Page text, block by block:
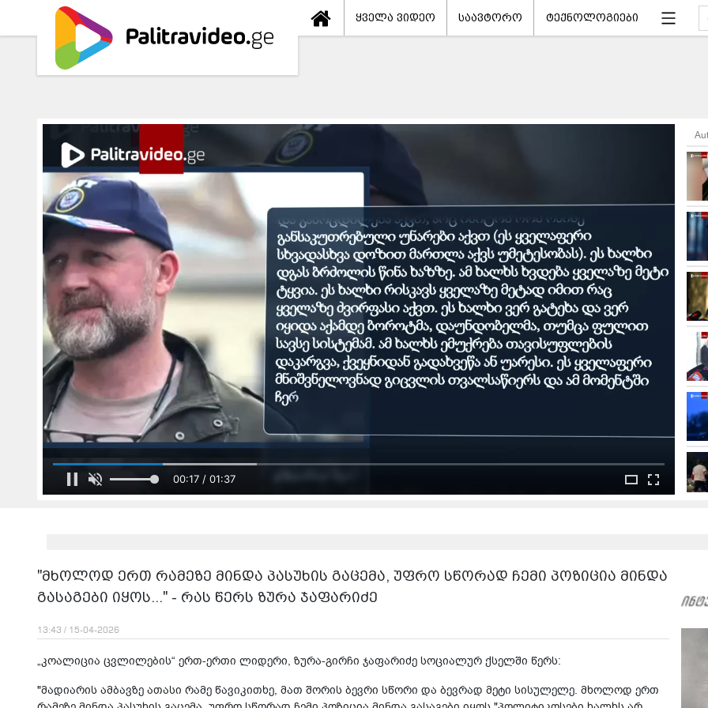
ყველა ვიდეო საავტორო ტექნოლოგიები
00:19 / 01:37
"მხოლოდ ერთ რამეზე მინდა პასუხის გაცემა, უფრო სწორად ჩემი პოზიცია მინდა
გასაგები იყოს..." - რას წერს ზურა ჯაფარიძე
13:43 / 15-04-2026
„კოალიცია ცვლილების“ ერთ-ერთი ლიდერი, ზურა-გირჩი ჯაფარიძე სოციალურ ქსელში წერს:
"მადიარის ამბავზე ათასი რამე წავიკითხე, მათ შორის ბევრი სწორი და ბევრად მეტი სისულელე. მხოლოდ ერთ